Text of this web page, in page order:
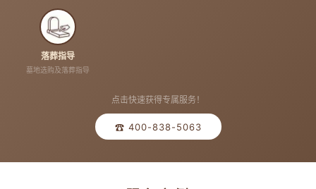
落葬指导
墓地选购及落葬指导
点击快速获得专属服务！
☎ 400-838-5063